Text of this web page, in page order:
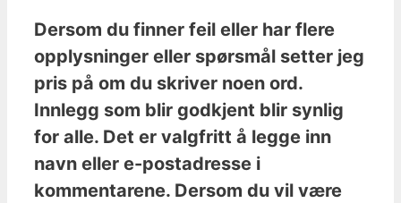
Dersom du finner feil eller har flere
opplysninger eller spørsmål setter jeg
pris på om du skriver noen ord.
Innlegg som blir godkjent blir synlig
for alle. Det er valgfritt å legge inn
navn eller e-postadresse i
kommentarene. Dersom du vil være